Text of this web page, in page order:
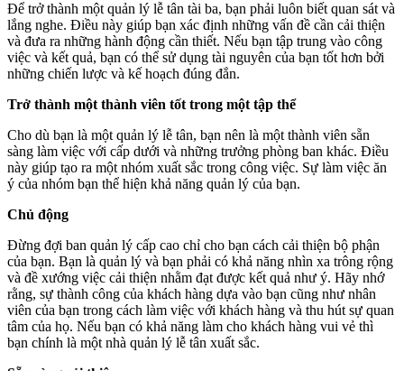
Để trở thành một quản lý lễ tân tài ba, bạn phải luôn biết quan sát và
lắng nghe. Điều này giúp bạn xác định những vấn đề cần cải thiện
và đưa ra những hành động cần thiết. Nếu bạn tập trung vào công
việc và kết quả, bạn có thể sử dụng tài nguyên của bạn tốt hơn bởi
những chiến lược và kế hoạch đúng đắn.
Trở thành một thành viên tốt trong một tập thể
Cho dù bạn là một quản lý lễ tân, bạn nên là một thành viên sẵn
sàng làm việc với cấp dưới và những trưởng phòng ban khác. Điều
này giúp tạo ra một nhóm xuất sắc trong công việc. Sự làm việc ăn
ý của nhóm bạn thể hiện khả năng quản lý của bạn.
Chủ động
Đừng đợi ban quản lý cấp cao chỉ cho bạn cách cải thiện bộ phận
của bạn. Bạn là quản lý và bạn phải có khả năng nhìn xa trông rộng
và đề xướng việc cải thiện nhằm đạt được kết quả như ý. Hãy nhớ
rằng, sự thành công của khách hàng dựa vào bạn cũng như nhân
viên của bạn trong cách làm việc với khách hàng và thu hút sự quan
tâm của họ. Nếu bạn có khả năng làm cho khách hàng vui vẻ thì
bạn chính là một nhà quản lý lễ tân xuất sắc.